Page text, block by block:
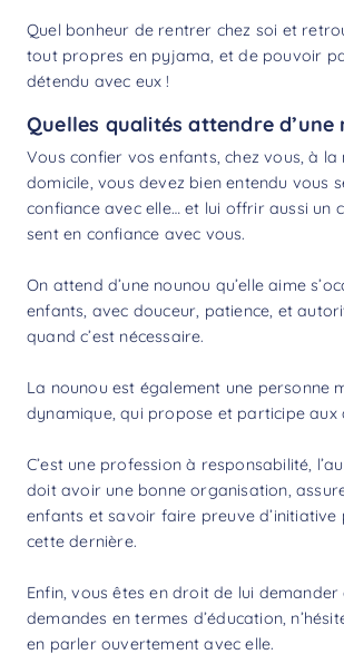
Quel bonheur de rentrer chez soi et
tout propres en pyjama, et de pouvoir
détendu avec eux !
Quelles qualités attendre d’une
Vous confier vos enfants, chez vous, à la
domicile, vous devez bien entendu vous
confiance avec elle… et lui offrir aussi un
sent en confiance avec vous.
On attend d’une nounou qu’elle aime
enfants, avec douceur, patience, et
quand c’est nécessaire.
La nounou est également une personne
dynamique, qui propose et participe aux
C’est une profession à responsabilité,
doit avoir une bonne organisation,
enfants et savoir faire preuve d’initiative
cette dernière.
Enfin, vous êtes en droit de lui
demandes en termes d’éducation,
en parler ouvertement avec elle.